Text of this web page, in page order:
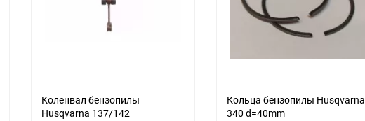
Коленвал бензопилы
Husqvarna 137/142
Кольца бензопилы Husqvarna
340 d=40mm